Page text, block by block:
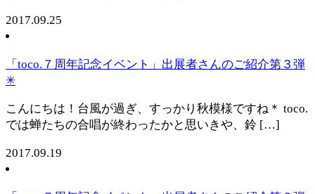
2017.09.25
「toco.７周年記念イベント」出展者さんのご紹介第３弾
✳︎
こんにちは！台風が過ぎ、すっかり秋模様ですね＊ toco.
では蝉たちの合唱が終わったかと思いきや、鈴 […]
2017.09.19